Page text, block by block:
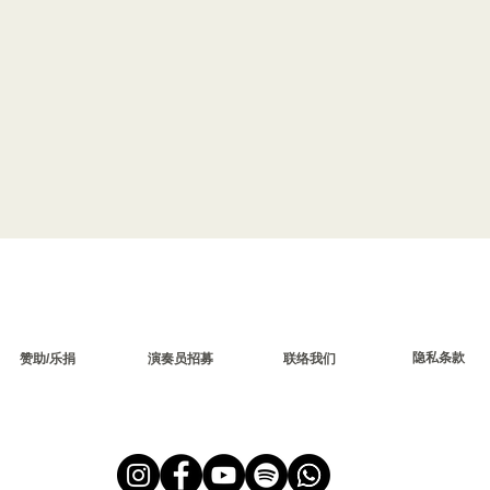
赞助/乐捐 ​演奏员招募 联络我们 ​隐私条款